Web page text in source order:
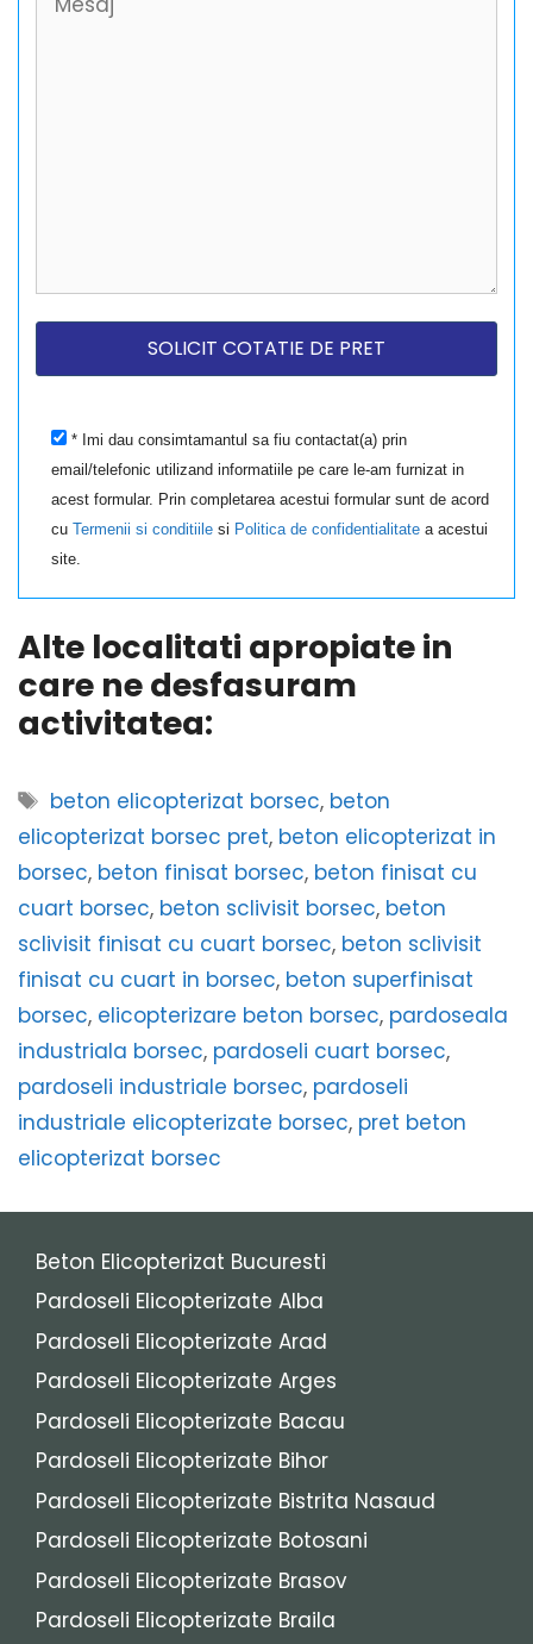
* Imi dau consimtamantul sa fiu contactat(a) prin
email/telefonic utilizand informatiile pe care le-am furnizat in
acest formular. Prin completarea acestui formular sunt de acord
cuTermenii si conditiile si Politica de confidentialitate a acestui
site.
Alte localitati apropiate in
care ne desfasuram
activitatea:
Etichete
beton elicopterizat borsec, beton
elicopterizat borsec pret, beton elicopterizat in
borsec, beton finisat borsec, beton finisat cu
cuart borsec, beton sclivisit borsec, beton
sclivisit finisat cu cuart borsec, beton sclivisit
finisat cu cuart in borsec, beton superfinisat
borsec, elicopterizare beton borsec, pardoseala
industriala borsec, pardoseli cuart borsec,
pardoseli industriale borsec, pardoseli
industriale elicopterizate borsec, pret beton
elicopterizat borsec
Beton Elicopterizat Bucuresti
Pardoseli Elicopterizate Alba
Pardoseli Elicopterizate Arad
Pardoseli Elicopterizate Arges
Pardoseli Elicopterizate Bacau
Pardoseli Elicopterizate Bihor
Pardoseli Elicopterizate Bistrita Nasaud
Pardoseli Elicopterizate Botosani
Pardoseli Elicopterizate Brasov
Pardoseli Elicopterizate Braila